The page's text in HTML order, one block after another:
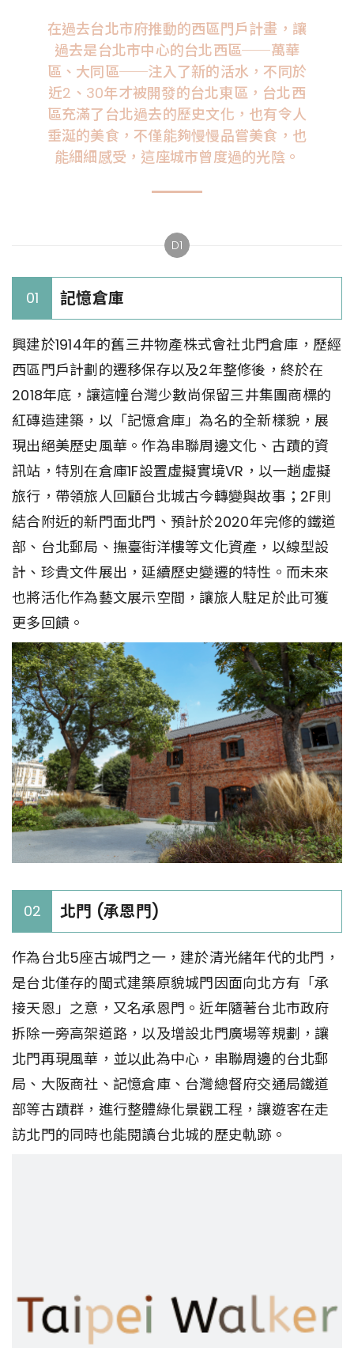
在過去台北市府推動的西區門戶計畫，讓
過去是台北市中心的台北西區──萬華
區、大同區──注入了新的活水，不同於
近2、30年才被開發的台北東區，台北西
區充滿了台北過去的歷史文化，也有令人
垂涎的美食，不僅能夠慢慢品嘗美食，也
能細細感受，這座城市曾度過的光陰。
D1
01 記憶倉庫
興建於1914年的舊三井物產株式會社北門倉庫，歷經
西區門戶計劃的遷移保存以及2年整修後，終於在
2018年底，讓這幢台灣少數尚保留三井集團商標的
紅磚造建築，以「記憶倉庫」為名的全新樣貌，展
現出絕美歷史風華。作為串聯周邊文化、古蹟的資
訊站，特別在倉庫1F設置虛擬實境VR，以一趟虛擬
旅行，帶領旅人回顧台北城古今轉變與故事；2F則
結合附近的新門面北門、預計於2020年完修的鐵道
部、台北郵局、撫臺街洋樓等文化資產，以線型設
計、珍貴文件展出，延續歷史變遷的特性。而未來
也將活化作為藝文展示空間，讓旅人駐足於此可獲
更多回饋。
02 北門 (承恩門)
作為台北5座古城門之一，建於清光緒年代的北門，
是台北僅存的閩式建築原貌城門因面向北方有「承
接天恩」之意，又名承恩門。近年隨著台北市政府
拆除一旁高架道路，以及增設北門廣場等規劃，讓
北門再現風華，並以此為中心，串聯周邊的台北郵
局、大阪商社、記憶倉庫、台灣總督府交通局鐵道
部等古蹟群，進行整體綠化景觀工程，讓遊客在走
訪北門的同時也能閱讀台北城的歷史軌跡。